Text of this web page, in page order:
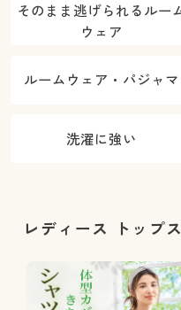
そのまま逃げられるルー
ウェア
ルームウェア・パジャマ
洗濯に強い
レディース トップ